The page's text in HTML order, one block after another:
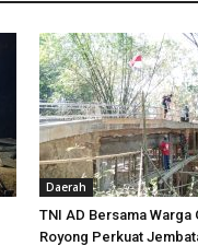
Daerah
TNI AD Bersama Warga
Royong Perkuat